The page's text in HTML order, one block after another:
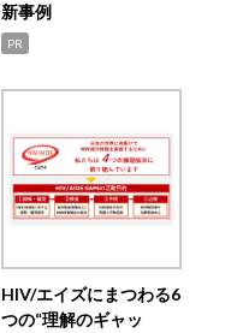
新事例
PR
HIV/エイズにまつわる6
つの“理解のギャッ